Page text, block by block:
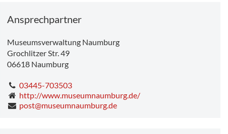
Ansprechpartner
Museumsverwaltung Naumburg
Grochlitzer Str. 49
06618 Naumburg
03445-703503
http://www.museumnaumburg.de/
post@museumnaumburg.de